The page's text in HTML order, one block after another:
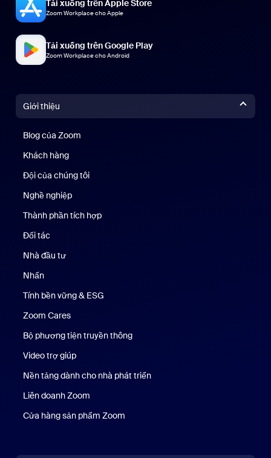
Tải xuống trên Apple Store
Zoom Workplace cho Apple
Tải xuống trên Google Play
Zoom Workplace cho Android
Giới thiệu
Blog của Zoom
Khách hàng
Đội của chúng tôi
Nghề nghiệp
Thành phần tích hợp
Đối tác
Nhà đầu tư
Nhấn
Tính bền vững & ESG
Zoom Cares
Bộ phương tiện truyền thông
Video trợ giúp
Nền tảng dành cho nhà phát triển
Liên doanh Zoom
Cửa hàng sản phẩm Zoom